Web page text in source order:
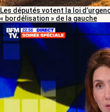
Les députés votent la loi
« bordélisation » de la gauche